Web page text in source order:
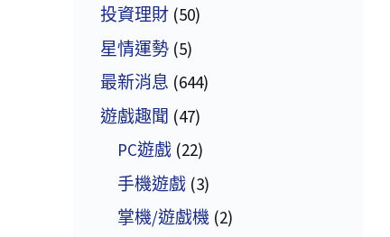
投資理財 (50)
星情運勢 (5)
最新消息 (644)
遊戲趣聞 (47)
PC遊戲 (22)
手機遊戲 (3)
掌機/遊戲機 (2)